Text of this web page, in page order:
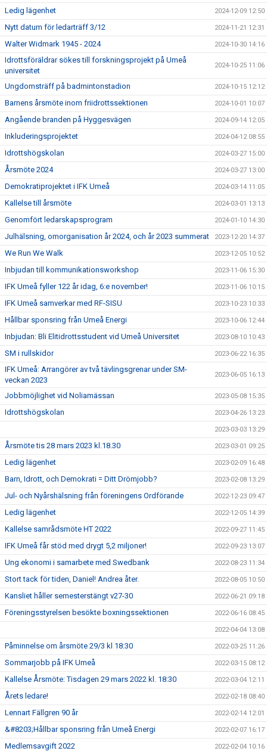
Ledig lägenhet 2024-12-09 12:50
Nytt datum för ledarträff 3/12 2024-11-21 12:31
Walter Widmark 1945 - 2024 2024-10-30 14:16
Idrottsföräldrar sökes till forskningsprojekt på Umeå
universitet
2024-10-25 11:06
Ungdomsträff på badmintonstadion 2024-10-15 12:12
Barnens årsmöte inom friidrottssektionen 2024-10-01 10:07
Angående branden på Hyggesvägen 2024-09-14 12:05
Inkluderingsprojektet 2024-04-12 08:55
Idrottshögskolan 2024-03-27 15:00
Årsmöte 2024 2024-03-27 13:00
Demokratiprojektet i IFK Umeå 2024-03-14 11:05
Kallelse till årsmöte 2024-03-01 13:13
Genomfört ledarskapsprogram 2024-01-10 14:30
Julhälsning, omorganisation år 2024, och år 2023 summerat 2023-12-20 14:37
We Run We Walk 2023-12-05 10:52
Inbjudan till kommunikationsworkshop 2023-11-06 15:30
IFK Umeå fyller 122 år idag, 6:e november! 2023-11-06 10:15
IFK Umeå samverkar med RF-SISU 2023-10-23 10:33
Hållbar sponsring från Umeå Energi 2023-10-06 12:44
Inbjudan: Bli Elitidrottsstudent vid Umeå Universitet 2023-08-10 10:43
SM i rullskidor 2023-06-22 16:35
IFK Umeå: Arrangörer av två tävlingsgrenar under SM-
veckan 2023
2023-06-05 16:13
Jobbmöjlighet vid Noliamässan 2023-05-08 15:35
Idrottshögskolan 2023-04-26 13:23
2023-03-03 13:29
Årsmöte tis 28 mars 2023 kl.18.30 2023-03-01 09:25
Ledig lägenhet 2023-02-09 16:48
Barn, Idrott, och Demokrati = Ditt Drömjobb? 2023-02-08 13:29
Jul- och Nyårshälsning från föreningens Ordförande 2022-12-23 09:47
Ledig lägenhet 2022-12-05 14:39
Kallelse samrådsmöte HT 2022 2022-09-27 11:45
IFK Umeå får stöd med drygt 5,2 miljoner! 2022-09-23 13:07
Ung ekonomi i samarbete med Swedbank 2022-08-23 11:34
Stort tack för tiden, Daniel! Andrea åter. 2022-08-05 10:50
Kansliet håller semesterstängt v27-30 2022-06-21 09:18
Föreningsstyrelsen besökte boxningssektionen 2022-06-16 08:45
2022-04-04 13:08
Påminnelse om årsmöte 29/3 kl 18:30 2022-03-25 11:26
Sommarjobb på IFK Umeå 2022-03-15 08:12
Kallelse Årsmöte: Tisdagen 29 mars 2022 kl. 18:30 2022-03-04 12:11
Årets ledare! 2022-02-18 08:40
Lennart Fällgren 90 år 2022-02-14 12:01
&#8203;Hållbar sponsring från Umeå Energi 2022-02-07 16:17
Medlemsavgift 2022 2022-02-04 10:16